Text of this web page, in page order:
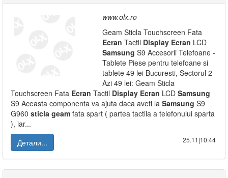
www.olx.ro
Geam Sticla Touchscreen Fata
Ecran Tactil Display Ecran LCD
Samsung S9 Accesorii Telefoane -
Tablete Piese pentru telefoane si
tablete 49 lei Bucuresti, Sectorul 2
Azi 49 lei: Geam Sticla
Touchscreen Fata Ecran Tactil Display Ecran LCD Samsung
S9 Aceasta componenta va ajuta daca aveti la Samsung S9
G960 sticla geam fata spart ( partea tactila a telefonului sparta
), iar...
Детали...
25.11|10:44